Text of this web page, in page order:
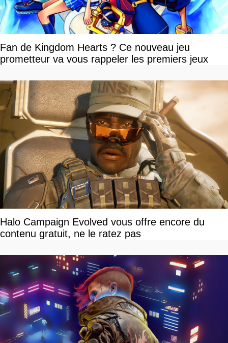
Fan de Kingdom Hearts ? Ce nouveau jeu
prometteur va vous rappeler les premiers jeux
Halo Campaign Evolved vous offre encore du
contenu gratuit, ne le ratez pas